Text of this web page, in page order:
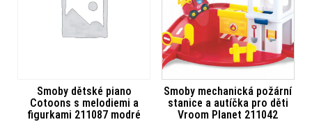
Smoby dětské piano
Cotoons s melodiemi a
figurkami 211087 modré
Smoby mechanická požární
stanice a autíčka pro děti
Vroom Planet 211042